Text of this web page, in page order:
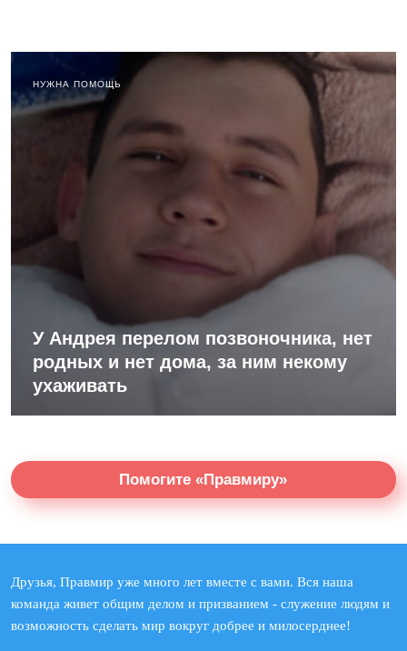
НУЖНА ПОМОЩЬ
У Андрея перелом позвоночника, нет
родных и нет дома, за ним некому
ухаживать
Помогите «Правмиру»
Друзья, Правмир уже много лет вместе с вами. Вся наша
команда живет общим делом и призванием - служение людям и
возможность сделать мир вокруг добрее и милосерднее!